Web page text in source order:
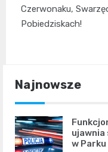
Czerwonaku,
Pobiedziskach!
Najnowsze
w